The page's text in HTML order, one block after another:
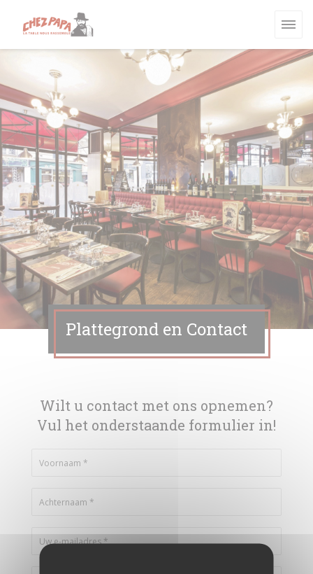
Plattegrond en Contact
Wilt u contact met ons opnemen?
Vul het onderstaande formulier in!